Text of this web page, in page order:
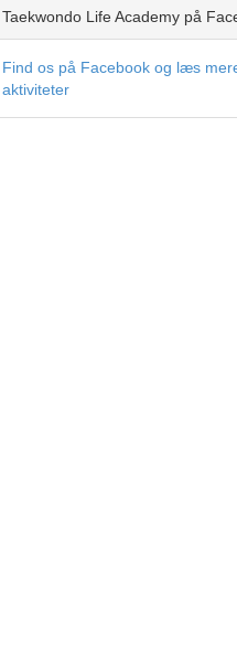
Taekwondo Life Academy på
Find os på Facebook og læs
aktiviteter